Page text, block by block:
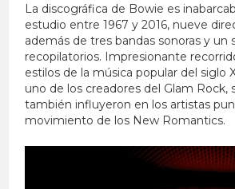
La discográfica de Bowie es
estudio entre 1967 y 2016, nueve
además de tres bandas sonoras y un
recopilatorios. Impresionante
estilos de la música popular del siglo
uno de los creadores del Glam Rock,
también influyeron en los artistas
movimiento de los New Romantics.